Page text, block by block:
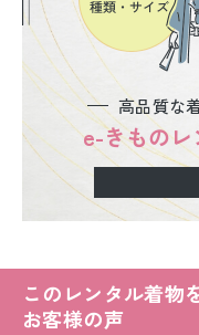
高品質な
e-きものレ
このレンタル着物
お客様の声